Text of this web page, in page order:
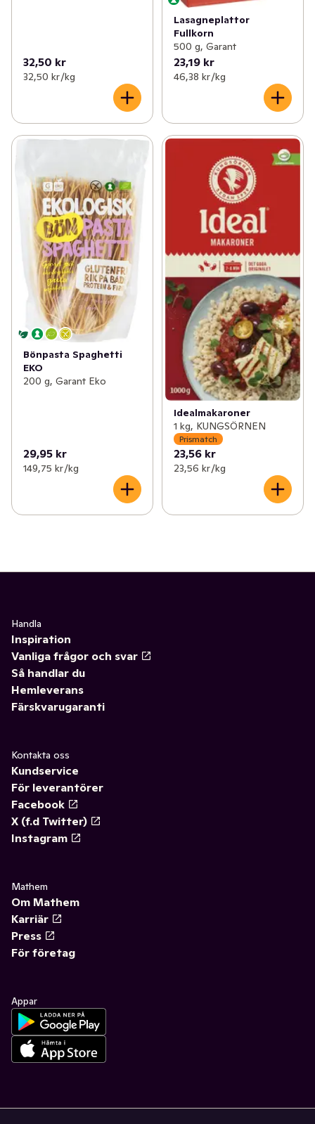
32,50 kr
32,50 kr /kg
Lasagneplattor
Fullkorn
500 g, Garant
23,19 kr
46,38 kr /kg
Bönpasta Spaghetti
EKO
200 g, Garant Eko
29,95 kr
149,75 kr /kg
Idealmakaroner
1 kg, KUNGSÖRNEN
Prismatch
23,56 kr
23,56 kr /kg
Handla
Inspiration
Vanliga frågor och svar
Så handlar du
Hemleverans
Färskvarugaranti
Kontakta oss
Kundservice
För leverantörer
Facebook
X (f.d Twitter)
Instagram
Mathem
Om Mathem
Karriär
Press
För företag
Appar